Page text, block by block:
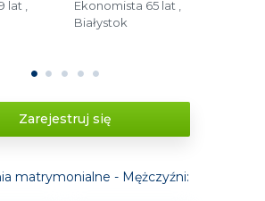
lat ,
Ekonomista 65 lat ,
Białystok
1 2 3 4 5
Zarejestruj się
matrymonialne - Mężczyźni: